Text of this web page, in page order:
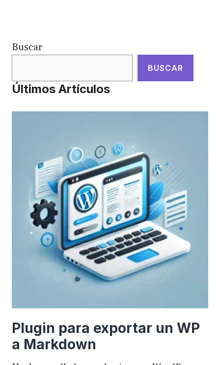
Buscar
BUSCAR
Últimos Artículos
Plugin para exportar un WP
a Markdown